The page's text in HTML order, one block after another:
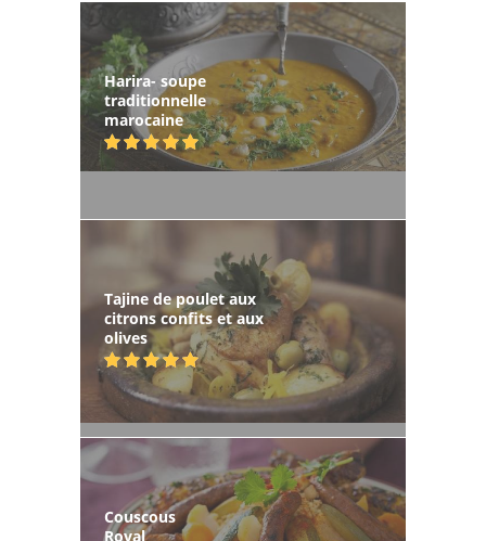
Harira- soupe
traditionnelle
marocaine
Tajine de poulet aux
citrons confits et aux
olives
Couscous
Royal